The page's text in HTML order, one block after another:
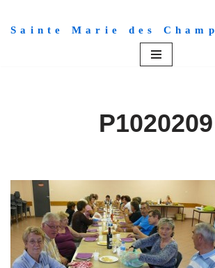
Aller
Sainte Marie des
P1020209